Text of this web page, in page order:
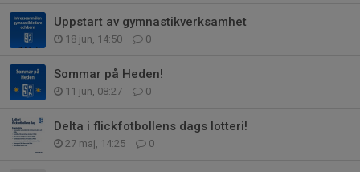
Uppstart av gymnastikverksamhet
18 jun, 14:50 0
Sommar på Heden!
11 jun, 08:27 0
Delta i flickfotbollens dags lotteri!
27 maj, 14:25 0